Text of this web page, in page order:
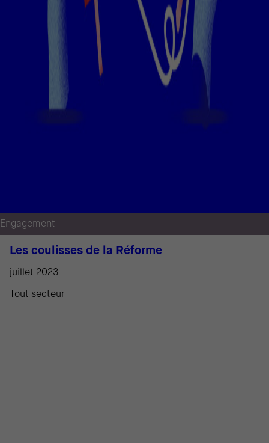
Engagement
Les coulisses de la Réforme
juillet 2023
Tout secteur